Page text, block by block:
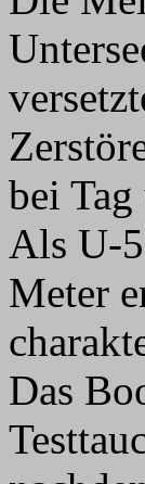
bei
Als U-
Meter
Das